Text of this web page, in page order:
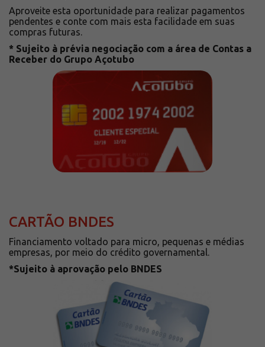
ESG
Trabalhe conosco
Aproveite esta oportunidade para realizar pagamentos
pendentes e conte com mais esta facilidade em suas
compras futuras.
* Sujeito à prévia negociação com a área de Contas a
Receber do Grupo Açotubo
CARTÃO BNDES
Financiamento voltado para micro, pequenas e médias
empresas, por meio do crédito governamental.
*Sujeito à aprovação pelo BNDES